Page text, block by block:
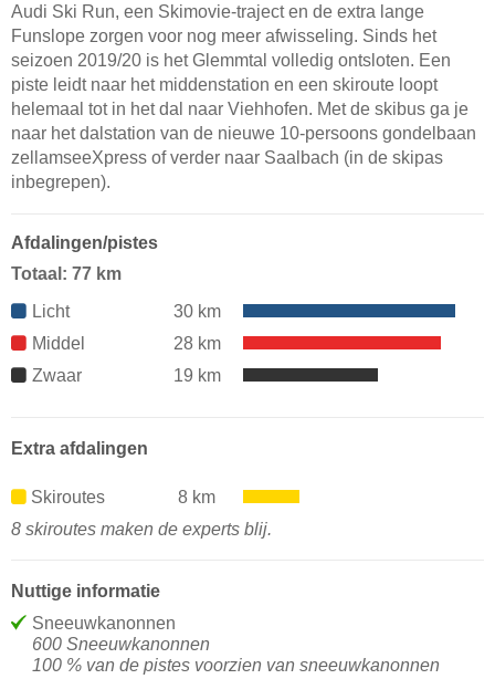
Audi Ski Run, een Skimovie-traject en de extra lange
Funslope zorgen voor nog meer afwisseling. Sinds het
seizoen 2019/20 is het Glemmtal volledig ontsloten. Een
piste leidt naar het middenstation en een skiroute loopt
helemaal tot in het dal naar Viehhofen. Met de skibus ga je
naar het dalstation van de nieuwe 10-persoons gondelbaan
zellamseeXpress of verder naar Saalbach (in de skipas
inbegrepen).
Afdalingen/pistes
Totaal: 77 km
Licht
30 km
Middel
28 km
Zwaar
19 km
Extra afdalingen
Skiroutes
8 km
8 skiroutes maken de experts blij.
Nuttige informatie
Sneeuwkanonnen
600 Sneeuwkanonnen
100 % van de pistes voorzien van sneeuwkanonnen